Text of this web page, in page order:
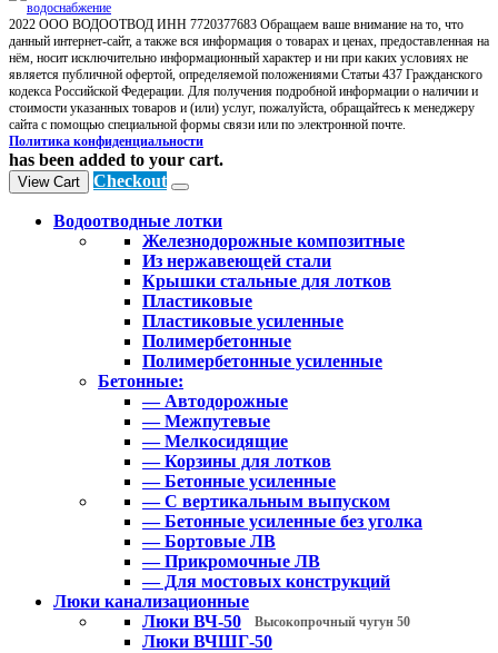
2022 ООО ВОДООТВОД ИНН 7720377683 Обращаем ваше внимание на то, что
данный интернет-сайт, а также вся информация о товарах и ценах, предоставленная на
нём, носит исключительно информационный характер и ни при каких условиях не
является публичной офертой, определяемой положениями Статьи 437 Гражданского
кодекса Российской Федерации. Для получения подробной информации о наличии и
стоимости указанных товаров и (или) услуг, пожалуйста, обращайтесь к менеджеру
сайта с помощью специальной формы связи или по электронной почте.
Политика конфиденциальности
has been added to your cart.
View Cart Checkout
Водоотводные лотки
Железнодорожные композитные
Из нержавеющей стали
Крышки стальные для лотков
Пластиковые
Пластиковые усиленные
Полимербетонные
Полимербетонные усиленные
Бетонные:
— Автодорожные
— Межпутевые
— Мелкосидящие
— Корзины для лотков
— Бетонные усиленные
— С вертикальным выпуском
— Бетонные усиленные без уголка
— Бортовые ЛВ
— Прикромочные ЛВ
— Для мостовых конструкций
Люки канализационные
Люки ВЧ-50
Высокопрочный чугун 50
Люки ВЧШГ-50